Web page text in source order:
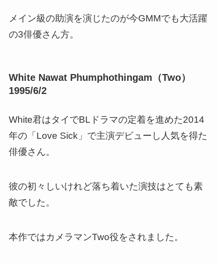
メイン級の助演を演じたのが今GMMでも大活躍
の3俳優さん方。
White Nawat Phumphothingam（Two）
1995/6/2
White君はタイでBLドラマの定着を進めた2014
年の「Love Sick」で主演デビューし人気を得た
俳優さん。
彼の初々しいけれど落ち着いた演技はとても素
敵でした。
本作ではカメラマンTwo役をされました。